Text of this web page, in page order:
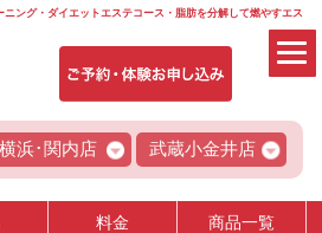
ング・ダイエットエステコース・脂肪を分解して燃やすエス
横浜･関内店 武蔵小金井店
料金 商品一覧